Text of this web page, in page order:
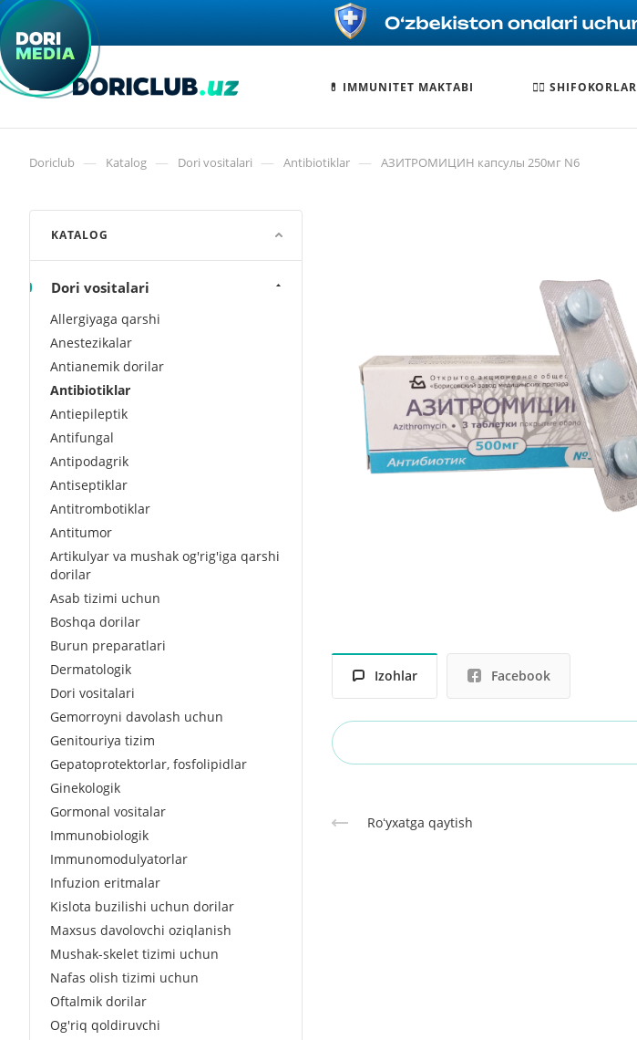
💊 IMMUNITET MAKTABI 🧑‍⚕️ SHIFOKORLAR
Doriclub — Katalog — Dori vositalari — Antibiotiklar — АЗИТРОМИЦИН капсулы 250мг N6
Izohlar Facebook
Roʻyxatga qaytish
KATALOG
Dori vositalari
Allergiyaga qarshi
Anestezikalar
Antianemik dorilar
Antibiotiklar
Antiepileptik
Antifungal
Antipodagrik
Antiseptiklar
Antitrombotiklar
Antitumor
Artikulyar va mushak og'rig'iga qarshi
dorilar
Asab tizimi uchun
Boshqa dorilar
Burun preparatlari
Dermatologik
Dori vositalari
Gemorroyni davolash uchun
Genitouriya tizim
Gepatoprotektorlar, fosfolipidlar
Ginekologik
Gormonal vositalar
Immunobiologik
Immunomodulyatorlar
Infuzion eritmalar
Kislota buzilishi uchun dorilar
Maxsus davolovchi oziqlanish
Mushak-skelet tizimi uchun
Nafas olish tizimi uchun
Oftalmik dorilar
Og'riq qoldiruvchi